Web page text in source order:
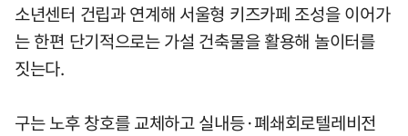
소년센터 건립과 연계해 서울형 키즈카페 조성을 이어가
는 한편 단기적으로는 가설 건축물을 활용해 놀이터를
짓는다.
구는 노후 창호를 교체하고 실내등·폐쇄회로텔레비전